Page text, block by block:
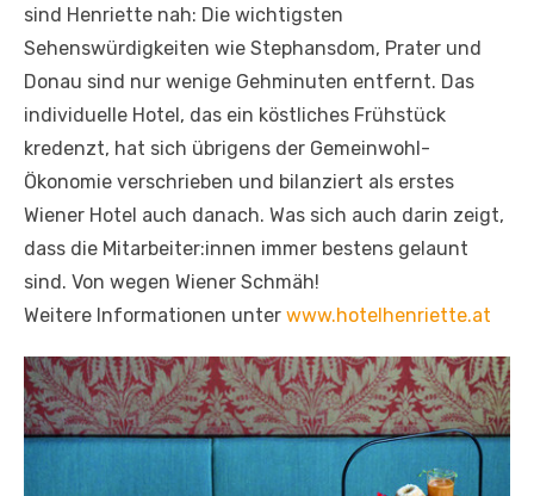
sind Henriette nah: Die wichtigsten
Sehenswürdigkeiten wie Stephansdom, Prater und
Donau sind nur wenige Gehminuten entfernt. Das
individuelle Hotel, das ein köstliches Frühstück
kredenzt, hat sich übrigens der Gemeinwohl-
Ökonomie verschrieben und bilanziert als erstes
Wiener Hotel auch danach. Was sich auch darin zeigt,
dass die Mitarbeiter:innen immer bestens gelaunt
sind. Von wegen Wiener Schmäh!
Weitere Informationen unter www.hotelhenriette.at